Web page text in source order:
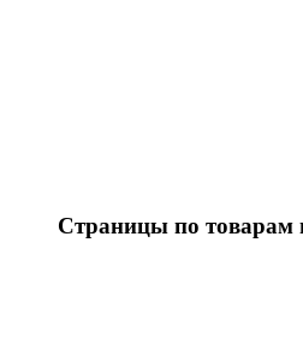
Страницы по товарам